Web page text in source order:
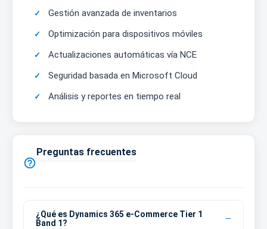
Gestión avanzada de inventarios
Optimización para dispositivos móviles
Actualizaciones automáticas vía NCE
Seguridad basada en Microsoft Cloud
Análisis y reportes en tiempo real

Preguntas frecuentes
¿Qué es Dynamics 365 e-Commerce Tier 1
Band 1?